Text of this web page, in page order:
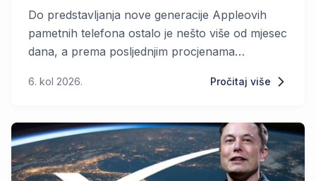
Do predstavljanja nove generacije Appleovih
pametnih telefona ostalo je nešto više od mjesec
dana, a prema posljednjim procjenama
osjetno višu cijenu. Očekuje se da će Apple
6. kol 2026. Pročitaj više